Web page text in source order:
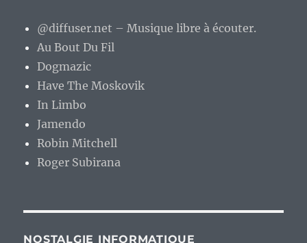
@diffuser.net – Musique libre à écouter.
Au Bout Du Fil
Dogmazic
Have The Moskovik
In Limbo
Jamendo
Robin Mitchell
Roger Subirana
NOSTALGIE INFORMATIQUE